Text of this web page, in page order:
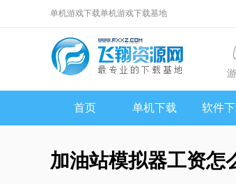
单机游戏下载单机游戏下载基地
首页 单机下载 软件
加油站模拟器工资怎